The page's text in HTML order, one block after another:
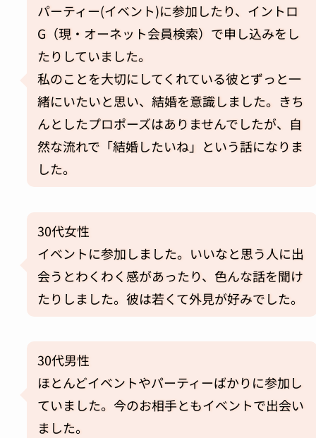
パーティー(イベント)に参加したり、 イントロ
G（現・オーネット会員検索） で申し込みをし
たりしていました。
私のことを大切にしてくれている彼とずっと一
緒にいたいと思い、結婚を意識しました。きち
んとしたプロポーズはありませんでしたが、自
然な流れで「結婚したいね」という話になりま
した。
30代女性
イベントに参加しました。いいなと思う人に出
会うとわくわく感があったり、色んな話を聞け
たりしました。彼は若くて外見が好みでした。
30代男性
ほとんどイベントやパーティーばかりに参加し
ていました。今のお相手ともイベントで出会い
ました。